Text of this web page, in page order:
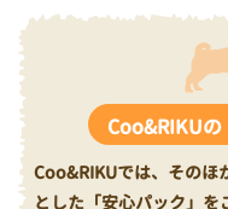
Coo&RIKU
Coo&RIKUでは、そのほ
とした「安心パック」を